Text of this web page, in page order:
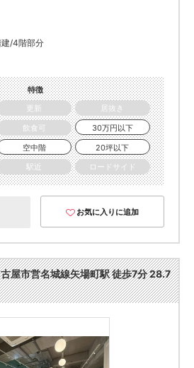
/4階部分
特徴
更新
居抜き
飲食可
30万円以下
空中階
20坪以下
駅近 ロードサイド
お気に入りに追加
屋市営名城線矢場町駅 徒歩7分 28.7